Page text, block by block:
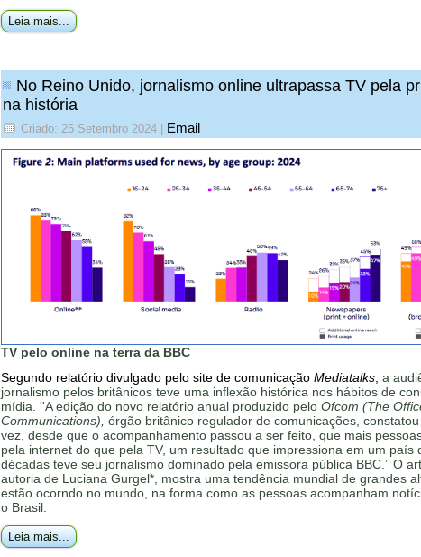
Leia mais...
No Reino Unido, jornalismo online ultrapassa TV pela
na história
Criado: 25 Setembro 2024 Email
TV pelo online na terra da BBC
Segundo relatório divulgado pelo site de comunicação Mediatalks a
jornalismo pelos britânicos teve uma inflexão histórica nos hábitos de
mídia. ''A edição do novo relatório anual produzido pelo Ofcom (The
Communications), órgão britânico regulador de comunicações,
vez, desde que o acompanhamento passou a ser feito, que mais
pela internet do que pela TV, um resultado que impressiona em um país
décadas teve seu jornalismo dominado pela emissora pública BBC.’’ O
autoria de Luciana Gurgel*, mostra uma tendência mundial de grandes
estão ocorndo no mundo, na forma como as pessoas acompanham
o Brasil.
Leia mais...